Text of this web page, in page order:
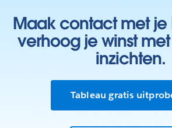
Maak contact met je
verhoog je winst
inzichten.
Tableau gratis